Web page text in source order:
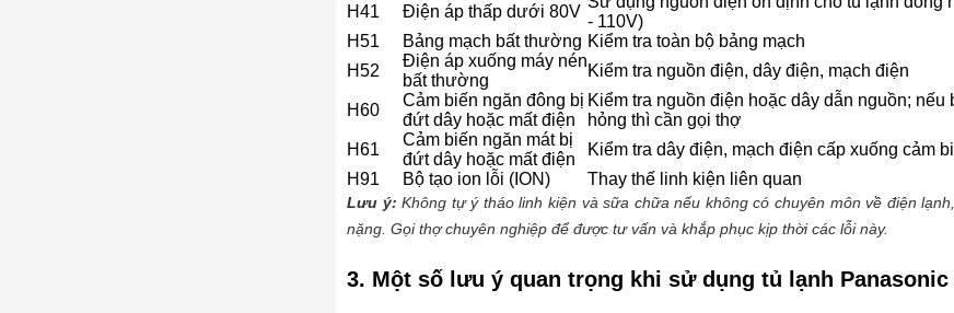
H41
Điện áp thấp dưới 80V
- 110V)
H51
Bảng mạch bất thường Kiểm tra toàn bộ bảng mạch
H52
Điện áp xuống máy nén
bất thường
Kiểm tra nguồn điện, dây điện, mạch điện
H60
Cảm biến ngăn đông bị
đứt dây hoặc mất điện
Kiểm tra nguồn điện hoặc dây dẫn nguồn; nếu
hỏng thì cần gọi thợ
H61
Cảm biến ngăn mát bị
đứt dây hoặc mất điện
Kiểm tra dây điện, mạch điện cấp xuống cảm
H91
Bộ tạo ion lỗi (ION) Thay thế linh kiện liên quan
Lưu ý:Không tự ý tháo linh kiện và sữa chữa nếu không có chuyên môn về điện
nặng. Gọi thợ chuyên nghiệp để được tư vấn và khắp phục kịp thời các lỗi này.
3. Một số lưu ý quan trọng khi sử dụng tủ lạnh